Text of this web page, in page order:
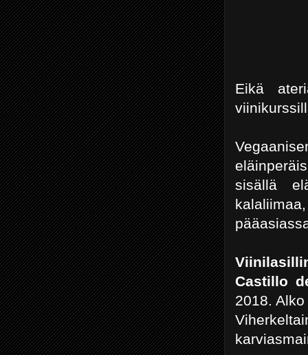
Eikä
sisällä
Castillo
2018.